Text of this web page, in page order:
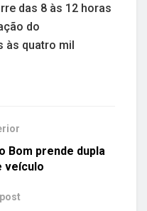
das 8 às 12 horas
do
às quatro mil
Bom prende dupla
veículo